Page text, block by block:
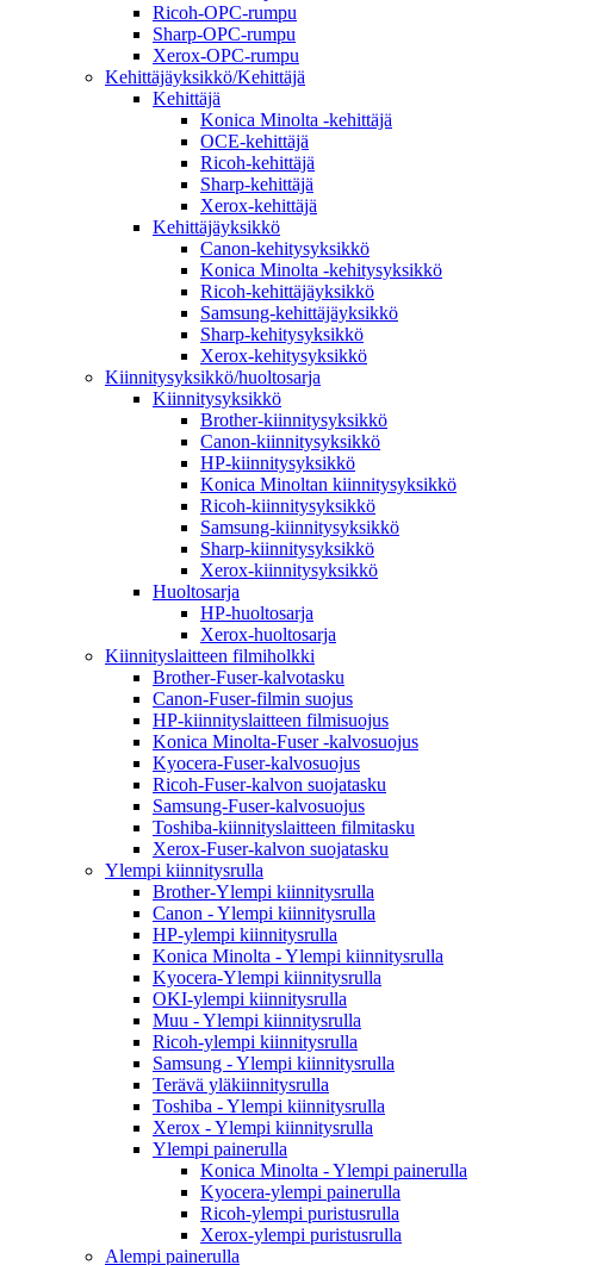
Ricoh-OPC-rumpu
Sharp-OPC-rumpu
Xerox-OPC-rumpu
Kehittäjäyksikkö/Kehittäjä
Kehittäjä
Konica Minolta -kehittäjä
OCE-kehittäjä
Ricoh-kehittäjä
Sharp-kehittäjä
Xerox-kehittäjä
Kehittäjäyksikkö
Canon-kehitysyksikkö
Konica Minolta -kehitysyksikkö
Ricoh-kehittäjäyksikkö
Samsung-kehittäjäyksikkö
Sharp-kehitysyksikkö
Xerox-kehitysyksikkö
Kiinnitysyksikkö/huoltosarja
Kiinnitysyksikkö
Brother-kiinnitysyksikkö
Canon-kiinnitysyksikkö
HP-kiinnitysyksikkö
Konica Minoltan kiinnitysyksikkö
Ricoh-kiinnitysyksikkö
Samsung-kiinnitysyksikkö
Sharp-kiinnitysyksikkö
Xerox-kiinnitysyksikkö
Huoltosarja
HP-huoltosarja
Xerox-huoltosarja
Kiinnityslaitteen filmiholkki
Brother-Fuser-kalvotasku
Canon-Fuser-filmin suojus
HP-kiinnityslaitteen filmisuojus
Konica Minolta-Fuser -kalvosuojus
Kyocera-Fuser-kalvosuojus
Ricoh-Fuser-kalvon suojatasku
Samsung-Fuser-kalvosuojus
Toshiba-kiinnityslaitteen filmitasku
Xerox-Fuser-kalvon suojatasku
Ylempi kiinnitysrulla
Brother-Ylempi kiinnitysrulla
Canon - Ylempi kiinnitysrulla
HP-ylempi kiinnitysrulla
Konica Minolta - Ylempi kiinnitysrulla
Kyocera-Ylempi kiinnitysrulla
OKI-ylempi kiinnitysrulla
Muu - Ylempi kiinnitysrulla
Ricoh-ylempi kiinnitysrulla
Samsung - Ylempi kiinnitysrulla
Terävä yläkiinnitysrulla
Toshiba - Ylempi kiinnitysrulla
Xerox - Ylempi kiinnitysrulla
Ylempi painerulla
Konica Minolta - Ylempi painerulla
Kyocera-ylempi painerulla
Ricoh-ylempi puristusrulla
Xerox-ylempi puristusrulla
Alempi painerulla